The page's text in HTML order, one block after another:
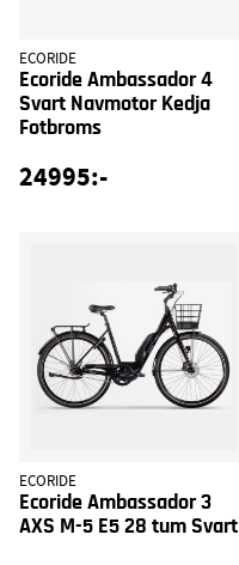
ECORIDE
Ecoride Ambassador 4
Svart Navmotor Kedja
Fotbroms
24995:-
ECORIDE
Ecoride Ambassador 3
AXS M-5 E5 28 tum Svart